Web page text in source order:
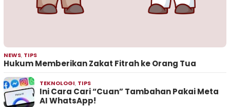
NEWS, TIPS
Hukum Memberikan Zakat Fitrah ke Orang Tua
TEKNOLOGI, TIPS
Ini Cara Cari “Cuan” Tambahan Pakai Meta
AI WhatsApp!